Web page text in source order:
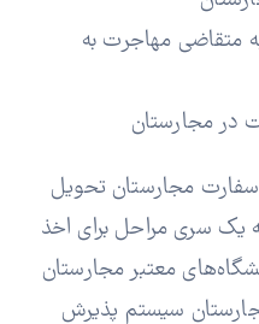
متقاضی مهاجرت به
در مجارستان
سفارت مجارستان تحویل
یک سری مراحل برای اخذ
معتبر مجارستان
سیستم پذیرش